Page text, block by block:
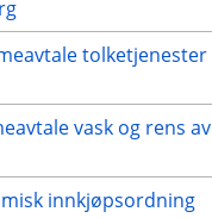
tolketjenester
vask og rens av
innkjøpsordning